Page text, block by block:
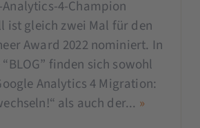
Analytics-4-Champion
ist gleich zwei Mal für den
Award 2022 nominiert. In
finden sich sowohl
Analytics 4 Migration:
als auch der... »